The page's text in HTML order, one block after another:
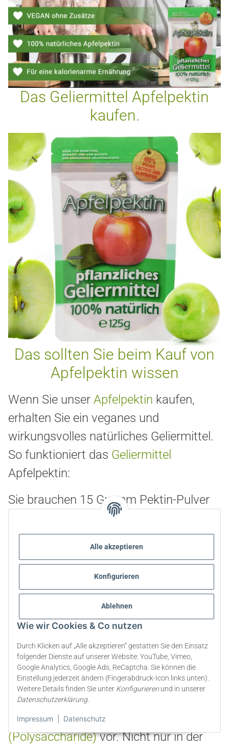
Alle akzeptieren
Konfigurieren
Ablehnen
Wie wir Cookies & Co nutzen
Durch Klicken auf „Alle akzeptieren“ gestatten Sie den Einsatz
folgender Dienste auf unserer Website: YouTube, Vimeo,
Google Analytics, Google Ads, ReCaptcha. Sie können die
Einstellung jederzeit ändern (Fingerabdruck-Icon links unten).
Weitere Details finden Sie unter Konfigurieren und in unserer
Datenschutzerklärung.
Impressum Datenschutz
Das Geliermittel Apfelpektin
kaufen.
Das sollten Sie beim Kauf von
Apfelpektin wissen
Wenn Sie unser Apfelpektin kaufen,
erhalten Sie ein veganes und
wirkungsvolles natürliches Geliermittel.
So funktioniert das Geliermittel
Apfelpektin:
Sie brauchen 15 Gramm Pektin-Pulver
pro Kilogramm Früchte. Damit Pektin
geliert müssen Sie Zucker oder
kalorienfreiem Erythrit
Ihren Gelierzucker können Sie mit Hilfe
von Apfelpektin-Pulver selber anrühren.
Erythritoder Zucker
können Sie je nach Ihrem Geschmack
ausrichten.
Was ist das Besondere an Apfelpektin
Pulver
In vielen Pflanzen kommen
(Polysaccharide) vor. Nicht nur in der